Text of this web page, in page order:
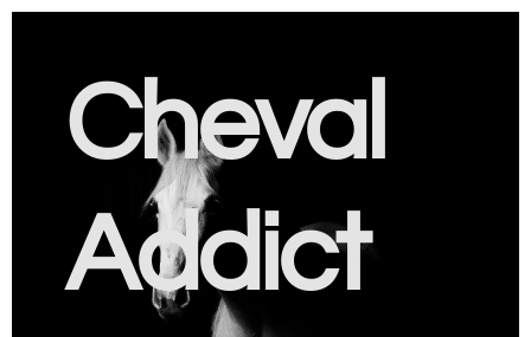
Cheval
Addict